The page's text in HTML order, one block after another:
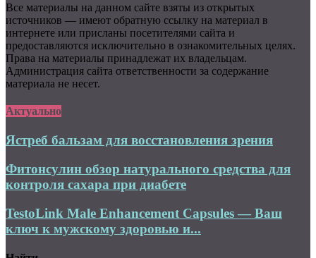
Все материалы на данном сайте взяты из открытых
источников — имеют обратную ссылку на материал в
интернете или присланы посетителями сайта и
предоставляются исключительно в ознакомительных целях.
Права на материалы принадлежат их владельцам.
Администрация сайта ответственности за содержание
материала не несет.
Актуально
Ястреб бальзам для восстановления зрения
Фитонсулин обзор натурального средства для
контроля сахара при диабете
TestoLink Male Enhancement Capsules — Ваш
ключ к мужскому здоровью и...